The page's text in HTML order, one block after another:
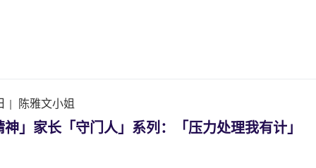
| 陈雅文小姐
」家长「守门人」系列：「压力处理我有计」